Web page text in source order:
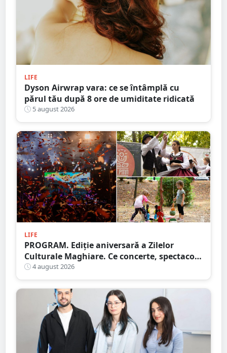
LIFE
Dyson Airwrap vara: ce se întâmplă cu
părul tău după 8 ore de umiditate ridicată
5 august 2026
LIFE
PROGRAM. Ediție aniversară a Zilelor
Culturale Maghiare. Ce concerte, spectacole
și alte activități pregătesc organizatorii
4 august 2026